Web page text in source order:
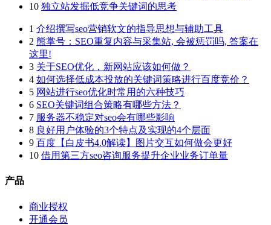
10 独立站发掘低竞争关键词的思考
1 介绍撰写seo营销软文的指导思想与辅助工具
2 熊掌号：SEO重复内容与采集站, 会被惩罚吗, 答案在
这里!
3 关于SEO优化，新网站应该如何做？
4 如何选择低成本投放的关键词策略进行百度竞价？
5 网站进行seo优化时常用的六种技巧
6 SEO关键词组合策略有哪些方法？
7 服务器不稳定对seo会有哪些影响
8 良好用户体验的3个特点及实现的4个层面
9 百度【白皮书4.0解读】图片交互如何做会更好
10 借用第三方seo咨询服务提升企业业务订单量
产品
商业授权
开通会员